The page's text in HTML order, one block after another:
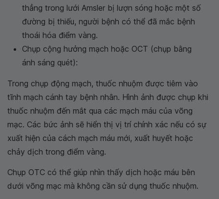
thẳng trong lưới Amsler bị lượn sóng hoặc một số
đường bị thiếu, người bệnh có thể đã mắc bệnh
thoái hóa điểm vàng.
Chụp cộng hưởng mạch hoặc OCT (chụp bằng
ánh sáng quét):
Trong chụp động mạch, thuốc nhuộm được tiêm vào
tĩnh mạch cánh tay bệnh nhân. Hình ảnh được chụp khi
thuốc nhuộm đến mắt qua các mạch máu của võng
mạc. Các bức ảnh sẽ hiển thị vị trí chính xác nếu có sự
xuất hiện của cách mạch máu mới, xuất huyết hoặc
chảy dịch trong điểm vàng.
Chụp OTC có thể giúp nhìn thấy dịch hoặc máu bên
dưới võng mạc mà không cần sử dụng thuốc nhuộm.